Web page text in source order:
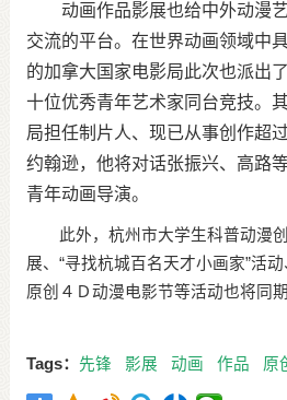
动画作品影展也给中外动漫艺
交流的平台。在世界动画领域中
的加拿大国家电影局此次也派出
十位优秀青年艺术家同台竞技。
局担任制片人、现已从事创作超
约翰逊，他将对话张振兴、高路
青年动画导演。
此外，杭州市大学生科普动漫创
展、“寻找杭城百名天才小画家”活
原创４Ｄ动漫电影节等活动也将同期
Tags： 先锋 影展 动画 作品 原